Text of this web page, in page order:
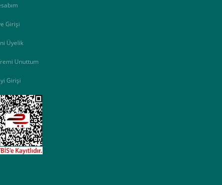
Girişi
Üyelik
Unuttum
Girişi